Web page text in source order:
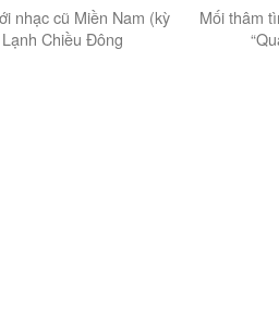
nhạc cũ Miền Nam (kỳ
Chiều Đông
Mối thâm